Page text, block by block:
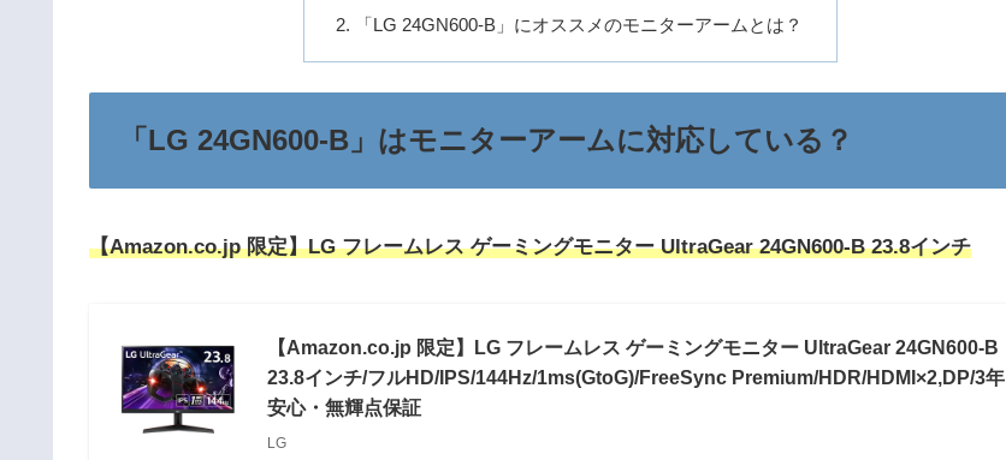
「LG 24GN600-B」にオススメのモニターアームとは？
「LG 24GN600-B」はモニターアームに対応している？
【Amazon.co.jp 限定】LG フレームレス ゲーミングモニター UltraGear 24GN600-B 23.8インチ
【Amazon.co.jp 限定】LG フレームレス ゲーミングモニター UltraGear 24GN600-B
23.8インチ/フルHD/IPS/144Hz/1ms(GtoG)/FreeSync Premium/HDR/HDMI×2,DP/3年
安心・無輝点保証
LG